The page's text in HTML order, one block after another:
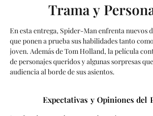
Trama y
En esta entrega, Spider-Man enfrenta nuevos
que ponen a prueba sus habilidades tanto
joven. Además de Tom Holland, la película
de personajes queridos y algunas sorpresas
audiencia al borde de sus asientos.
Expectativas y Opiniones del